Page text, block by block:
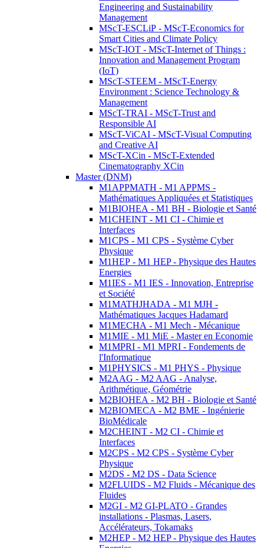
Engineering and Sustainability
Management
MScT-ESCLiP - MScT-Economics for
Smart Cities and Climate Policy
MScT-IOT - MScT-Internet of Things :
Innovation and Management Program
(IoT)
MScT-STEEM - MScT-Energy
Environment : Science Technology &
Management
MScT-TRAI - MScT-Trust and
Responsible AI
MScT-ViCAI - MScT-Visual Computing
and Creative AI
MScT-XCin - MScT-Extended
Cinematography XCin
Master (DNM)
M1APPMATH - M1 APPMS -
Mathématiques Appliquées et Statistiques
M1BIOHEA - M1 BH - Biologie et Santé
M1CHEINT - M1 CI - Chimie et
Interfaces
M1CPS - M1 CPS - Système Cyber
Physique
M1HEP - M1 HEP - Physique des Hautes
Energies
M1IES - M1 IES - Innovation, Entreprise
et Société
M1MATHJHADA - M1 MJH -
Mathématiques Jacques Hadamard
M1MECHA - M1 Mech - Mécanique
M1MIE - M1 MiE - Master en Economie
M1MPRI - M1 MPRI - Fondements de
l'Informatique
M1PHYSICS - M1 PHYS - Physique
M2AAG - M2 AAG - Analyse,
Arithmétique, Géométrie
M2BIOHEA - M2 BH - Biologie et Santé
M2BIOMECA - M2 BME - Ingénierie
BioMédicale
M2CHEINT - M2 CI - Chimie et
Interfaces
M2CPS - M2 CPS - Système Cyber
Physique
M2DS - M2 DS - Data Science
M2FLUIDS - M2 Fluids - Mécanique des
Fluides
M2GI - M2 GI-PLATO - Grandes
installations - Plasmas, Lasers,
Accélérateurs, Tokamaks
M2HEP - M2 HEP - Physique des Hautes